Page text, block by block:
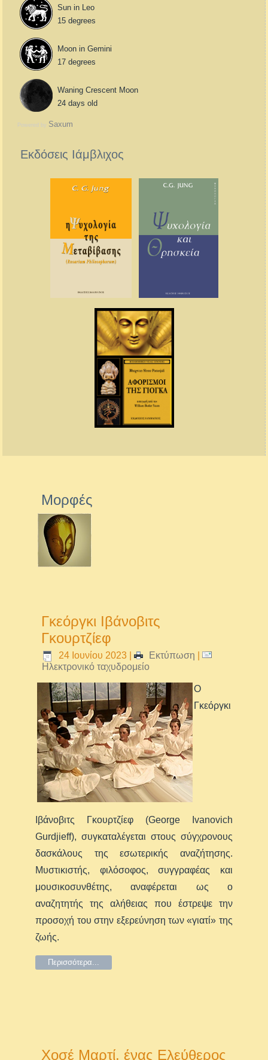
Sun in Leo
15 degrees
Moon in Gemini
17 degrees
Waning Crescent Moon
24 days old
Powered by Saxum
Εκδόσεις Ιάμβλιχος
Μορφές
Γκεόργκι Ιβάνοβιτς
Γκουρτζίεφ
24 Ιουνίου 2023 | Εκτύπωση
|
Ηλεκτρονικό ταχυδρομείο
Ο
Γκεόργκι
Ιβάνοβιτς Γκουρτζίεφ (George Ivanovich
Gurdjieff), συγκαταλέγεται στους σύγχρονους
δασκάλους της εσωτερικής αναζήτησης.
Μυστικιστής, φιλόσοφος, συγγραφέας και
μουσικοσυνθέτης, αναφέρεται ως ο
αναζητητής της αλήθειας που έστρεψε την
προσοχή του στην εξερεύνηση των «γιατί» της
ζωής.
Περισσότερα...
Χοσέ Μαρτί, ένας Ελεύθερος